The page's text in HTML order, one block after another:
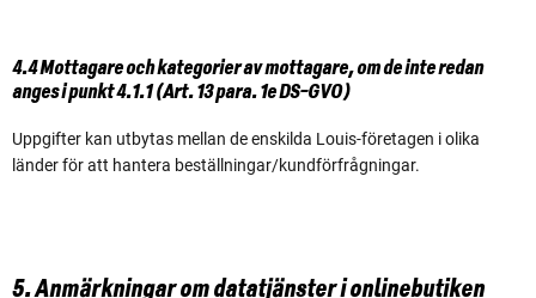
4.4 Mottagare och kategorier av mottagare, om de inte redan
anges i punkt 4.1.1 (Art. 13 para. 1e DS-GVO)
Uppgifter kan utbytas mellan de enskilda Louis-företagen i olika
länder för att hantera beställningar/kundförfrågningar.
5. Anmärkningar om datatjänster i onlinebutiken